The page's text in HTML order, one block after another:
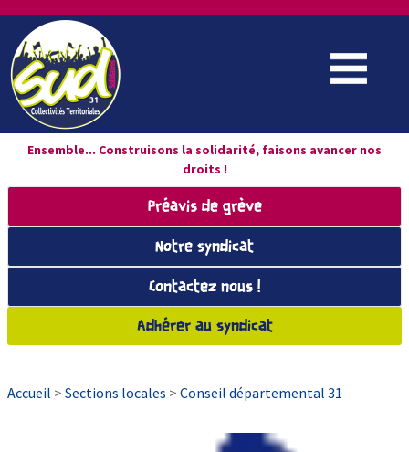
Ensemble... Construisons la solidarité, faisons avancer nos
droits !
Préavis de grève
Notre syndicat
Contactez nous !
Adhérer au syndicat
Accueil > Sections locales > Conseil départemental 31